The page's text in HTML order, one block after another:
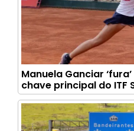
Manuela Ganciar
chave principal do ITF